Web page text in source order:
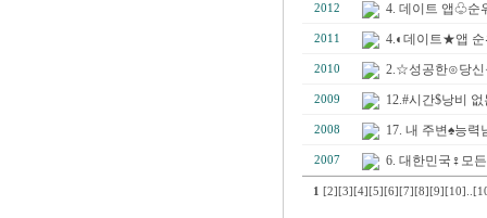
2012 4. 데이트 앱♧순
2011 4.◐데이트★앱
2010 2.☆성공한⊙당신
2009 12.#시간$낭비
2008 17. 내 주변♠능
2007 6. 대한민국♀모
1 [2] [3] [4] [5] [6] [7] [8] [9] [10]